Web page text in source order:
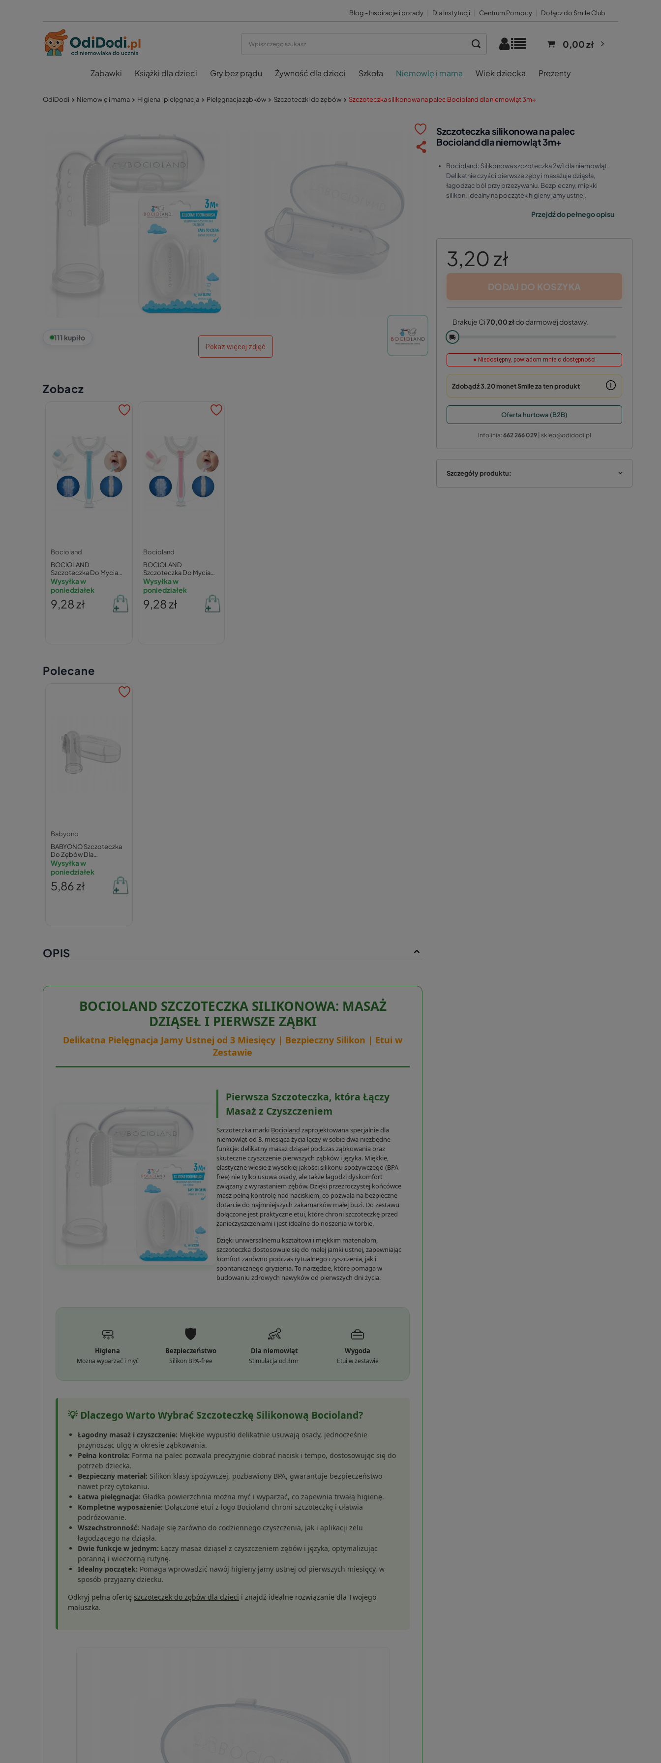
Blog - Inspiracje i porady Dla Instytucji Centrum Pomocy Dołącz do Smile Club
0,00 zł
Zabawki Książki dla dzieci Gry bez prądu Żywność dla dzieci Szkoła Niemowlę i mama Wiek dziecka Prezenty
OdiDodi Niemowlę i mama Higiena i pielęgnacja Pielęgnacja ząbków Szczoteczki do zębów Szczoteczka silikonowa na palec Bocioland dla niemowląt 3m+
111 kupiło
Pokaż więcej zdjęć
Szczoteczka silikonowa na palec
Bocioland dla niemowląt 3m+
Bocioland: Silikonowa szczoteczka 2w1 dla niemowląt.
Delikatnie czyści pierwsze zęby i masażuje dziąsła,
łagodząc ból przy przezywaniu. Bezpieczny, miękki
silikon, idealny na początek higieny jamy ustnej.
Przejdź do pełnego opisu
3,20 zł
DODAJ DO KOSZYKA
Brakuje Ci70,00 złdo darmowej dostawy.
🚚
● Niedostępny, powiadom mnie o dostępności
Zdobądź3.20 monetSmile za ten produkt
Oferta hurtowa (B2B)
Infolinia: 662 266 029| sklep@odidodi.pl
Szczegóły produktu:
Zobacz
Bocioland
BOCIOLAND
Szczoteczka Do Mycia
Zębów Dla Dzieci
Silikonowa w Kształcie U
Wysyłka w
poniedziałek
9,28 zł
Bocioland
BOCIOLAND
Szczoteczka Do Mycia
Zębów Dla Dzieci
Silikonowa w Kształcie U
Wysyłka w
poniedziałek
9,28 zł
Polecane
Babyono
BABYONO Szczoteczka
Do Zębów Dla
Niemowląt Na Palec 0M+
723/01
Wysyłka w
poniedziałek
5,86 zł
OPIS
BOCIOLAND SZCZOTECZKA SILIKONOWA: MASAŻ
DZIĄSEŁ I PIERWSZE ZĄBKI
Delikatna Pielęgnacja Jamy Ustnej od 3 Miesięcy | Bezpieczny Silikon | Etui w
Zestawie
Pierwsza Szczoteczka, która Łączy
Masaż z Czyszczeniem
Szczoteczka marki Bocioland zaprojektowana specjalnie dla
niemowląt od 3. miesiąca życia łączy w sobie dwa niezbędne
funkcje: delikatny masaż dziąseł podczas ząbkowania oraz
skuteczne czyszczenie pierwszych ząbków i języka. Miękkie,
elastyczne włosie z wysokiej jakości silikonu spożywczego (BPA
free) nie tylko usuwa osady, ale także łagodzi dyskomfort
związany z wyrastaniem zębów. Dzięki przezroczystej końcówce
masz pełną kontrolę nad naciskiem, co pozwala na bezpieczne
dotarcie do najmniejszych zakamarków małej buzi. Do zestawu
dołączone jest praktyczne etui, które chroni szczoteczkę przed
zanieczyszczeniami i jest idealne do noszenia w torbie.
Dzięki uniwersalnemu kształtowi i miękkim materiałom,
szczoteczka dostosowuje się do małej jamki ustnej, zapewniając
komfort zarówno podczas rytualnego czyszczenia, jak i
spontanicznego gryzienia. To narzędzie, które pomaga w
budowaniu zdrowych nawyków od pierwszych dni życia.
🧼
Higiena
Można wyparzać i myć
🛡️
Bezpieczeństwo
Silikon BPA-free
👶
Dla niemowląt
Stimulacja od 3m+
👜
Wygoda
Etui w zestawie
💡 Dlaczego Warto Wybrać Szczoteczkę Silikonową Bocioland?
Łagodny masaż i czyszczenie: Miękkie wypustki delikatnie usuwają osady, jednocześnie
przynosząc ulgę w okresie ząbkowania.
Pełna kontrola: Forma na palec pozwala precyzyjnie dobrać nacisk i tempo, dostosowując się do
potrzeb dziecka.
Bezpieczny materiał: Silikon klasy spożywczej, pozbawiony BPA, gwarantuje bezpieczeństwo
nawet przy cytokaniu.
Łatwa pielęgnacja: Gładka powierzchnia można myć i wyparzać, co zapewnia trwałą higienę.
Kompletne wyposażenie: Dołączone etui z logo Bocioland chroni szczoteczkę i ułatwia
podróżowanie.
Wszechstronność: Nadaje się zarówno do codziennego czyszczenia, jak i aplikacji żelu
łagodzącego na dziąsła.
Dwie funkcje w jednym: Łączy masaż dziąseł z czyszczeniem zębów i języka, optymalizując
poranną i wieczorną rutynę.
Idealny początek: Pomaga wprowadzić nawój higieny jamy ustnej od pierwszych miesięcy, w
sposób przyjazny dziecku.
Odkryj pełną ofertę szczoteczek do zębów dla dzieci i znajdź idealne rozwiązanie dla Twojego
maluszka.